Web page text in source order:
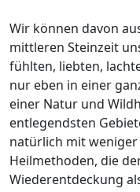
Wir können davon
mittleren Steinzeit
fühlten, liebten,
nur eben in einer
einer Natur und
entlegendsten
natürlich mit
Heilmethoden, die
Wiederentdeckung